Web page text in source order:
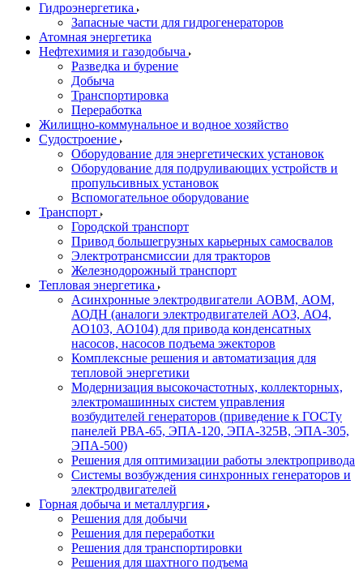
Гидроэнергетика
Запасные части для гидрогенераторов
Атомная энергетика
Нефтехимия и газодобыча
Разведка и бурение
Добыча
Транспортировка
Переработка
Жилищно-коммунальное и водное хозяйство
Судостроение
Оборудование для энергетических установок
Оборудование для подруливающих устройств и
пропульсивных установок
Вспомогательное оборудование
Транспорт
Городской транспорт
Привод большегрузных карьерных самосвалов
Электротрансмиссии для тракторов
Железнодорожный транспорт
Тепловая энергетика
Асинхронные электродвигатели АОВМ, АОМ,
АОДН (аналоги электродвигателей АО3, АО4,
АО103, АО104) для привода конденсатных
насосов, насосов подъема эжекторов
Комплексные решения и автоматизация для
тепловой энергетики
Модернизация высокочастотных, коллекторных,
электромашинных систем управления
возбудителей генераторов (приведение к ГОСТу
панелей РВА-65, ЭПА-120, ЭПА-325В, ЭПА-305,
ЭПА-500)
Решения для оптимизации работы электропривода
Системы возбуждения синхронных генераторов и
электродвигателей
Горная добыча и металлургия
Решения для добычи
Решения для переработки
Решения для транспортировки
Решения для шахтного подъема